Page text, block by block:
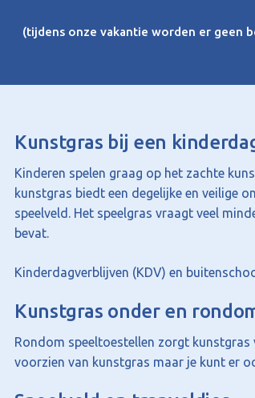
(tijdens onze vakantie worden er geen
Kunstgras bij een
Kinderen spelen graag op het zachte
kunstgras biedt een degelijke en veilige
speelveld. Het speelgras vraagt veel
bevat.
Kinderdagverblijven (KDV) en
Kunstgras onder en
Rondom speeltoestellen zorgt kunstgras
voorzien van kunstgras maar je kunt er